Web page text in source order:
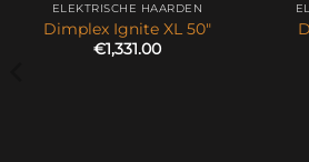
ELEKTRISCHE HAARDEN
Dimplex Ignite XL 50″
€1,331.00